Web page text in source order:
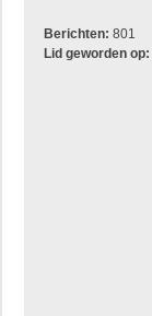
Berichten: 801
Lid geworden op: